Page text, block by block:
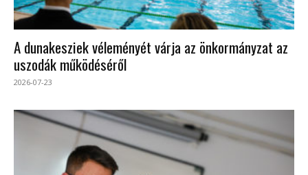
A dunakesziek véleményét várja az önkormányzat az
uszodák működéséről
2026-07-23